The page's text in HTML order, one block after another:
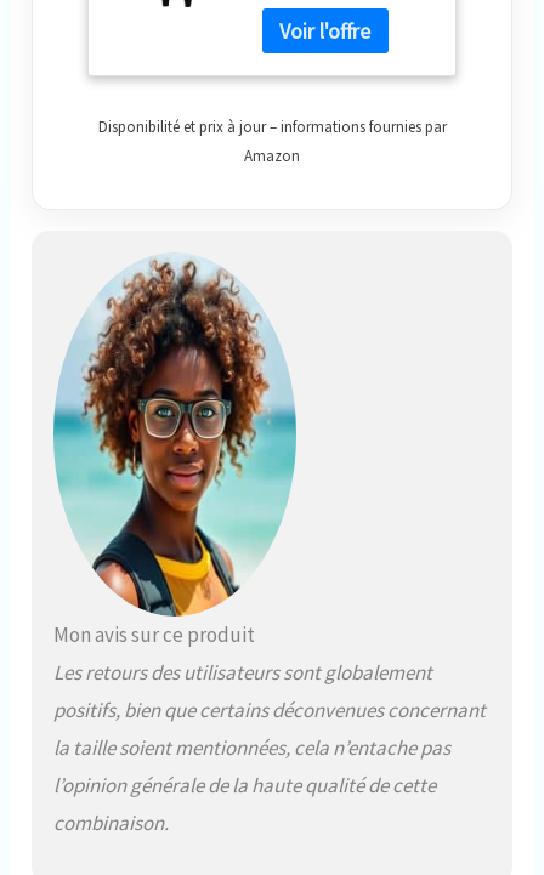
Disponibilité et prix à jour – informations fournies par
Amazon
Mon avis sur ce produit
Les retours des utilisateurs sont globalement
positifs, bien que certains déconvenues concernant
la taille soient mentionnées, cela n’entache pas
l’opinion générale de la haute qualité de cette
combinaison.